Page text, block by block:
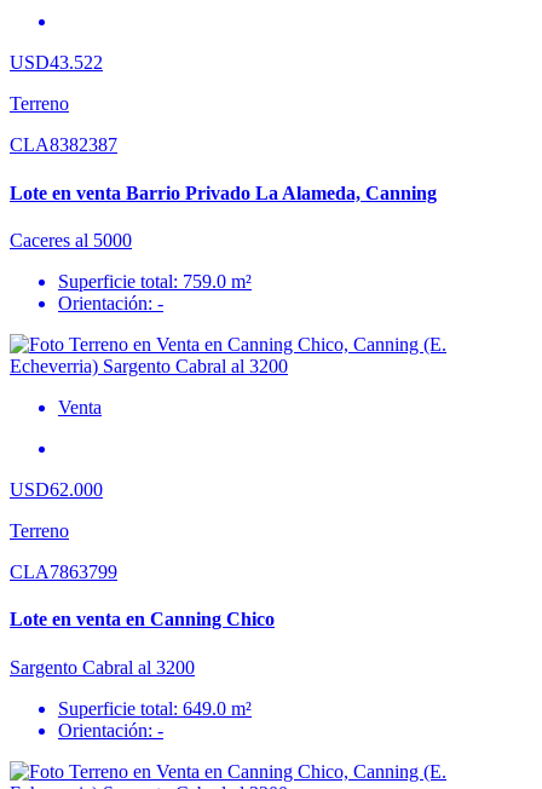
USD43.522
Terreno
CLA8382387
Lote en venta Barrio Privado La Alameda, Canning
Caceres al 5000
Superficie total: 759.0 m²
Orientación: -
Venta
USD62.000
Terreno
CLA7863799
Lote en venta en Canning Chico
Sargento Cabral al 3200
Superficie total: 649.0 m²
Orientación: -